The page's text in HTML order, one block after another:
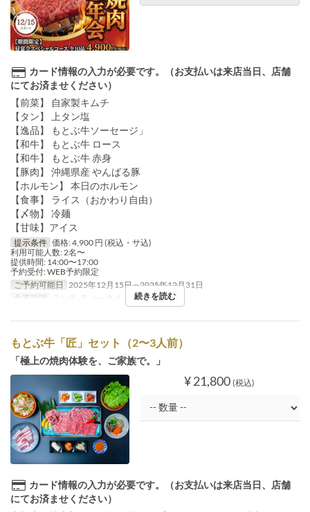
カード情報の入力が必要です。（お支払いは来店当日、店舗
にてお済ませください）
【前菜】 自家製キムチ
【タン】 上タン塩
【逸品】 もとぶ牛ソーセージ」
【和牛】 もとぶ牛 ロース
【和牛】 もとぶ牛 赤身
【豚肉】 沖縄県産 やんばる豚
【ホルモン】 本日のホルモン
【食事】 ライス（おかわり自由）
【〆物】 冷麺
【甘味】アイス
提示条件 価格: 4,900 円 (税込・サ込)
利用可能人数: 2名〜
提供時間: 14:00〜17:00
予約受付: WEB予約限定
ご予約可能日 2025年12月15日 ~ 2025年12月31日
食事時間
ランチ, ティータイム, ディナー
続きを読む
もとぶ牛「匠」セット（2〜3人前）
「極上の焼肉体験を、ご家族で。」
¥ 21,800 (税込)
カード情報の入力が必要です。（お支払いは来店当日、店舗
にてお済ませください）